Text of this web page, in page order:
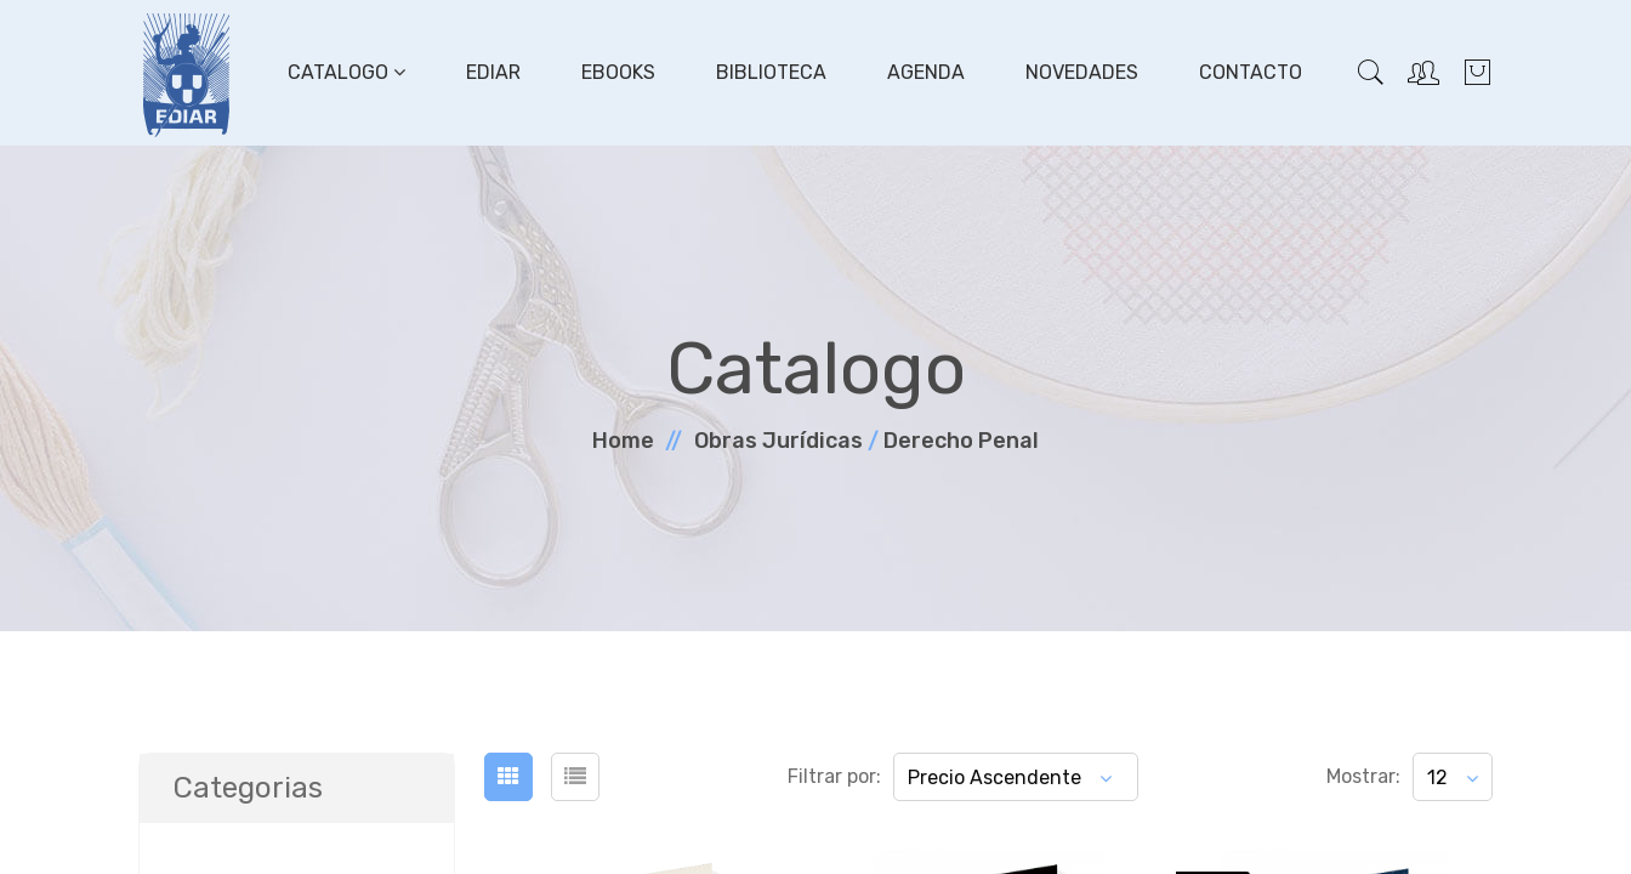
CATALOGO EDIAR EBOOKS BIBLIOTECA AGENDA NOVEDADES CONTACTO
Catalogo
Home Obras Jurí­dicas / Derecho Penal
Filtrar por: Precio Ascendente Mostrar: 12
Categorias